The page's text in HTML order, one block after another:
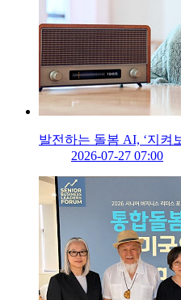
발전하는 돌봄 AI, ‘지켜
2026-07-27 07:00